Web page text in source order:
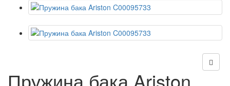
Пружина бака Ariston